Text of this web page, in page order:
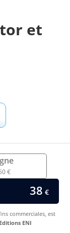
et
€
38 €
commerciales, est
ENI